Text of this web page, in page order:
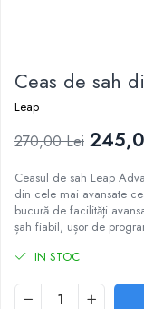
Lemn De Carpen
Lemn De Sheesham
Piese de sah DGT
Piese De Sah
Piese Din Lemn
Piese Din Plastic
Ceas de sah
Leap
270,00 Lei
Ceasul de sah Leap
din cele mai avansate
bucură de facilități
șah fiabil, ușor de
IN STOC